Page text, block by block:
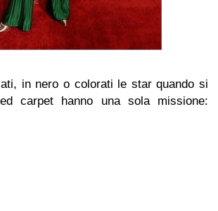
in nero o colorati le star quando si
carpet hanno una sola missione: